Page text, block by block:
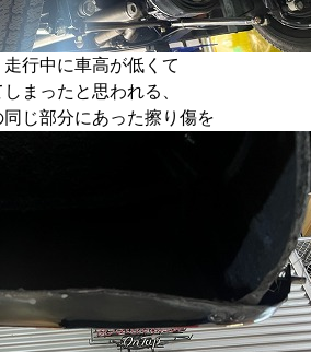
走行中に車高が低くて
まったと思われる、
同じ部分にあった擦り傷を